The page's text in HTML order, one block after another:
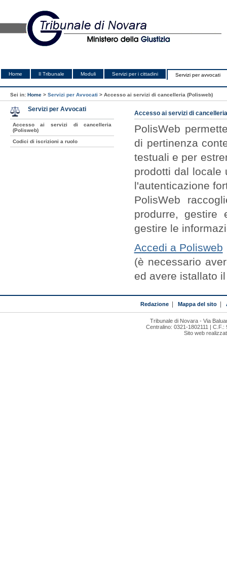
Home Il Tribunale Moduli Servizi per i cittadini Servizi per avvocati
Sei in: Home > Servizi per Avvocati > Accesso ai servizi di cancelleria (Polisweb)
Accesso ai servizi di
PolisWeb
di pertinenza
testuali e per
prodotti dal locale
l'autenticazione
PolisWeb
produrre,
gestire le
Accedi a Polisweb
(è necessario
ed avere istallato
Servizi per Avvocati
Accesso ai servizi di cancelleria
(Polisweb)
Codici di iscrizioni a ruolo
Redazione| Mappa del sito|
Tribunale di Novara - Via
Centralino: 0321-1802111 |
Sito web